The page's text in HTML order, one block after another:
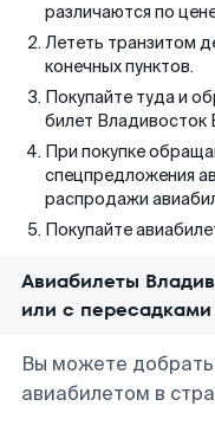
различаются по
Лететь транзитом
конечных пунктов.
Покупайте туда и
билет Владивосток
При покупке
спецпредложения
распродажи
Покупайте
Авиабилеты
или с пересадками
Вы можете
авиабилетом в